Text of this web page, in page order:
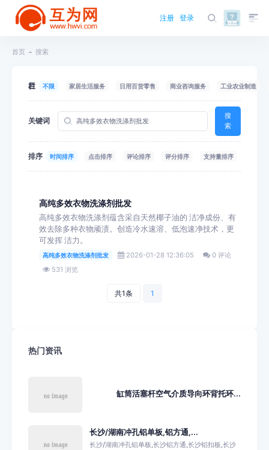
注册 登录
首页 搜索
栏目 不限 家居生活服务 日用百货零售 商业咨询服务 工业农业制造
关键词
搜
索
排序 时间排序 点击排序 评论排序 评分排序 支持量排序
高纯多效衣物洗涤剂批发
高纯多效衣物洗涤剂蕴含采自天然椰子油的 洁净成份、有
效去除多种衣物顽渍。创造冷水速溶、低泡速净技术，更
可发挥 洁力。
高纯多效衣物洗涤剂批发 2026-01-28 12:36:05
0 评论
531 浏览
共1条 1
热门资讯
缸筒活塞杆空气介质导向环背托环...
长沙/湖南冲孔铝单板,铝方通,...
长沙/湖南冲孔铝单板,长沙铝方通,长沙铝扣板,长沙